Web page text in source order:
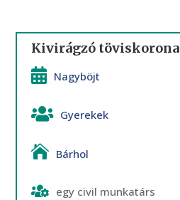
Kivirágzó töviskorona
Nagyböjt
Gyerekek
Bárhol
egy civil munkatárs